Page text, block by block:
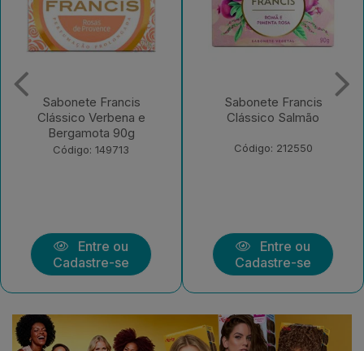
Sabonete Francis
Clássico Verbena e
Bergamota 90g
Código: 149713
Entre ou
Cadastre-se
Sabonete Francis
Clássico Salmão
Código: 212550
Entre ou
Cadastre-se